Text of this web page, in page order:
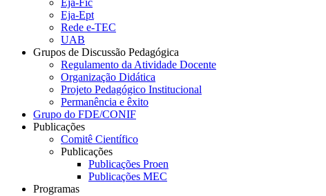
Eja-Fic
Eja-Ept
Rede e-TEC
UAB
Grupos de Discussão Pedagógica
Regulamento da Atividade Docente
Organização Didática
Projeto Pedagógico Institucional
Permanência e êxito
Grupo do FDE/CONIF
Publicações
Comitê Científico
Publicações
Publicações Proen
Publicações MEC
Programas